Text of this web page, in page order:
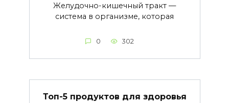
Желудочно-кишечный тракт —
система в организме, которая
0 302
Топ-5 продуктов для здоровья